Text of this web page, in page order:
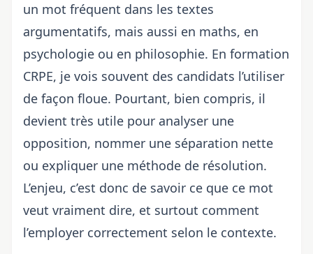
un mot fréquent dans les textes
argumentatifs, mais aussi en maths, en
psychologie ou en philosophie. En formation
CRPE, je vois souvent des candidats l’utiliser
de façon floue. Pourtant, bien compris, il
devient très utile pour analyser une
opposition, nommer une séparation nette
ou expliquer une méthode de résolution.
L’enjeu, c’est donc de savoir ce que ce mot
veut vraiment dire, et surtout comment
l’employer correctement selon le contexte.